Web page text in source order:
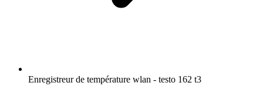
Enregistreur de température wlan - testo 162 t3